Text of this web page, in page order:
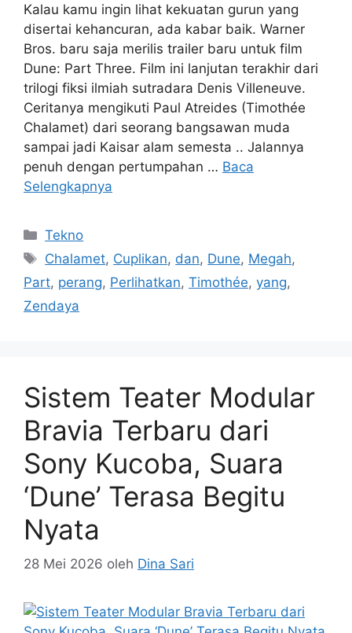
Kalau kamu ingin lihat kekuatan gurun yang
disertai kehancuran, ada kabar baik. Warner
Bros. baru saja merilis trailer baru untuk film
Dune: Part Three. Film ini lanjutan terakhir dari
trilogi fiksi ilmiah sutradara Denis Villeneuve.
Ceritanya mengikuti Paul Atreides (Timothée
Chalamet) dari seorang bangsawan muda
sampai jadi Kaisar alam semesta .. Jalannya
penuh dengan pertumpahan … Baca
Selengkapnya
Kategori
Tekno
Tag
Chalamet, Cuplikan, dan, Dune, Megah,
Part, perang, Perlihatkan, Timothée, yang,
Zendaya
Sistem Teater Modular
Bravia Terbaru dari
Sony Kucoba, Suara
‘Dune’ Terasa Begitu
Nyata
28 Mei 2026 oleh Dina Sari